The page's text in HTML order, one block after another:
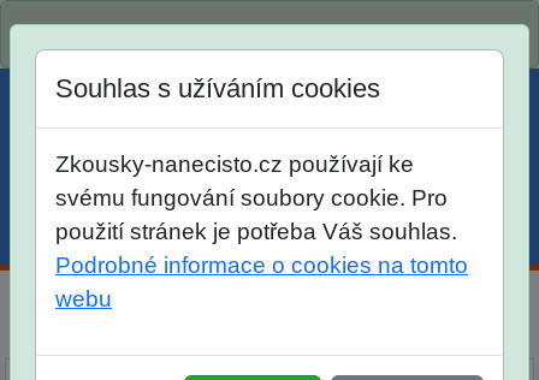
Menu Účet Košík
Souhlas s užíváním cookies
Zkousky-nanecisto.cz používají ke
svému fungování soubory cookie. Pro
použití stránek je potřeba Váš souhlas.
Podrobné informace o cookies na tomto
webu